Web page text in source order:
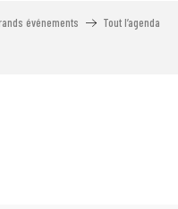
événements
Tout l’agenda